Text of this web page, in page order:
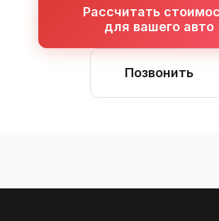
Рассчитать
для вашего авто
Позвонить